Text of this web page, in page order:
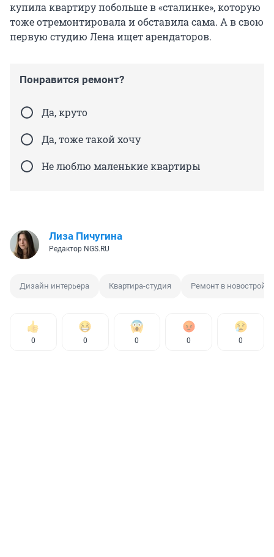
купила квартиру побольше в «сталинке», которую
тоже отремонтировала и обставила сама. А в свою
первую студию Лена ищет арендаторов.
Понравится ремонт?
Да, круто
Да, тоже такой хочу
Не люблю маленькие квартиры
Лиза Пичугина
Редактор NGS.RU
Дизайн интерьера Квартира-студия Ремонт в новостройке
0 0 0 0 0